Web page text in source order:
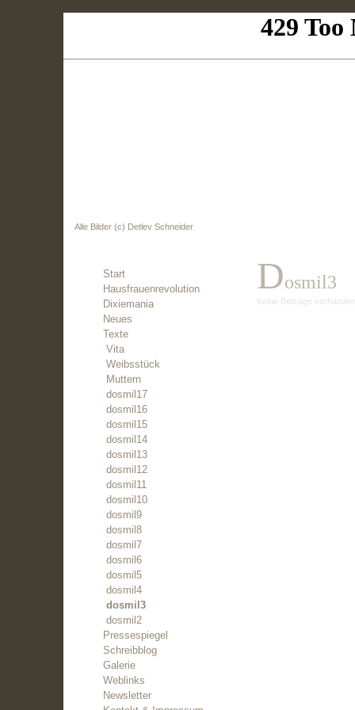
Alle Bilder (c) Detlev Schneider;
Start
Hausfrauenrevolution
Dixiemania
Neues
Texte
Vita
Weibsstück
Muttern
dosmil17
dosmil16
dosmil15
dosmil14
dosmil13
dosmil12
dosmil11
dosmil10
dosmil9
dosmil8
dosmil7
dosmil6
dosmil5
dosmil4
dosmil3
dosmil2
Pressespiegel
Schreibblog
Galerie
Weblinks
Newsletter
DOsmil3
Keine Beiträge vorhanden